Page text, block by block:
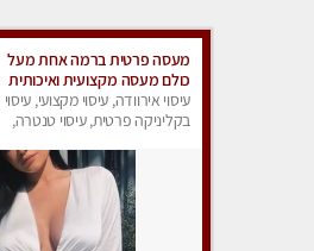
מעסה פרטית ברמה אחת מעל
כולם מעסה מקצועית ואיכותית
פרטי
עיסוי אירוודה, עיסוי מקצועי, עיסוי
בקליניקה פרטית, עיסוי טנטרה,